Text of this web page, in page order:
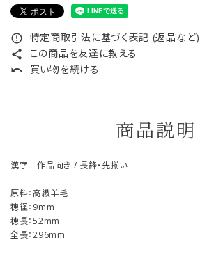
error_outline 特定商取引法に基づく表記 (返品など)
share この商品を友達に教える
undo 買い物を続ける
商品説明
漢字 作品向き / 長鋒・先揃い
原料：高級羊毛
穂径：9mm
穂長：52mm
全長：296mm